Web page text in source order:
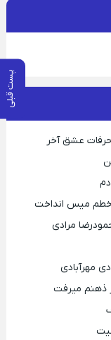
پست قبلی
حرفات عشق آخر
خطم میس انداخت
مرادی
مهرآبادی
ذهنم میرفت